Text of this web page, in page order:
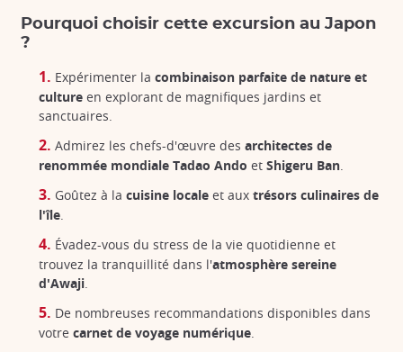
Pourquoi choisir cette excursion au Japon
?
Expérimenter la combinaison parfaite de nature et
culture en explorant de magnifiques jardins et
sanctuaires.
Admirez les chefs-d'œuvre des architectes de
renommée mondiale Tadao Ando et Shigeru Ban.
Goûtez à la cuisine locale et aux trésors culinaires de
l'île.
Évadez-vous du stress de la vie quotidienne et
trouvez la tranquillité dans l'atmosphère sereine
d'Awaji.
De nombreuses recommandations disponibles dans
votre carnet de voyage numérique.